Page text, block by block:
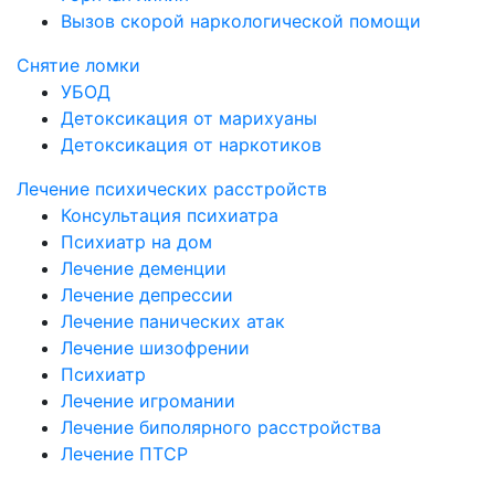
Вызов скорой наркологической помощи
Снятие ломки
УБОД
Детоксикация от марихуаны
Детоксикация от наркотиков
Лечение психических расстройств
Консультация психиатра
Психиатр на дом
Лечение деменции
Лечение депрессии
Лечение панических атак
Лечение шизофрении
Психиатр
Лечение игромании
Лечение биполярного расстройства
Лечение ПТСР